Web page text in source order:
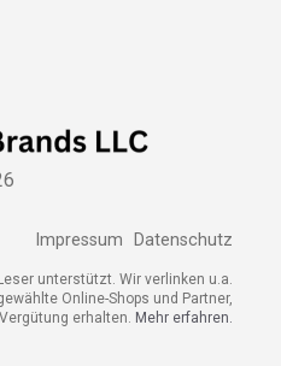
Impressum Datenschutz
unterstützt. Wir verlinken u.a.
Online-Shops und Partner,
erhalten. Mehr erfahren.